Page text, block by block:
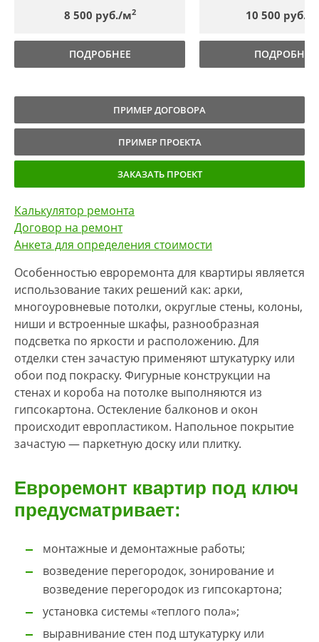
8 500 руб./м2
ПОДРОБНЕЕ
10 500 руб./
ПОДРОБНЕЕ
ПРИМЕР ДОГОВОРА
ПРИМЕР ПРОЕКТА
ЗАКАЗАТЬ ПРОЕКТ
Калькулятор ремонта
Договор на ремонт
Анкета для определения стоимости
Особенностью евроремонта для квартиры является
использование таких решений как: арки,
многоуровневые потолки, округлые стены, колоны,
ниши и встроенные шкафы, разнообразная
подсветка по яркости и расположению. Для
отделки стен зачастую применяют штукатурку или
обои под покраску. Фигурные конструкции на
стенах и короба на потолке выполняются из
гипсокартона. Остекление балконов и окон
происходит европластиком. Напольное покрытие
зачастую — паркетную доску или плитку.
Евроремонт квартир под ключ
предусматривает:
монтажные и демонтажные работы;
возведение перегородок, зонирование и
возведение перегородок из гипсокартона;
установка системы «теплого пола»;
выравнивание стен под штукатурку или